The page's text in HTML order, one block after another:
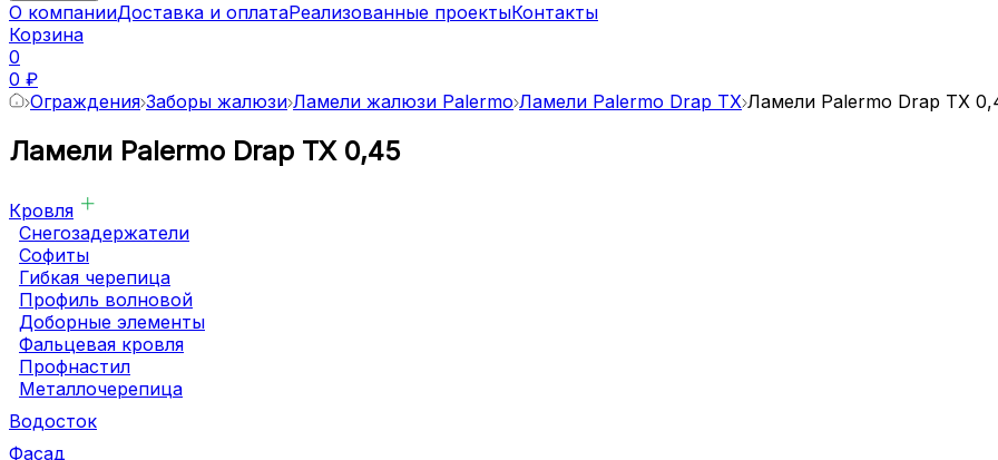
О компанииДоставка и оплатаРеализованные проектыКонтакты
Корзина
0
0 ₽
Ограждения Заборы жалюзи Ламели жалюзи Palermo Ламели Palermo Drap TX Ламели Palermo Drap TX
Ламели Palermo Drap TX 0,45
Кровля
Снегозадержатели
Софиты
Гибкая черепица
Профиль волновой
Доборные элементы
Фальцевая кровля
Профнастил
Металлочерепица
Водосток
Фасад